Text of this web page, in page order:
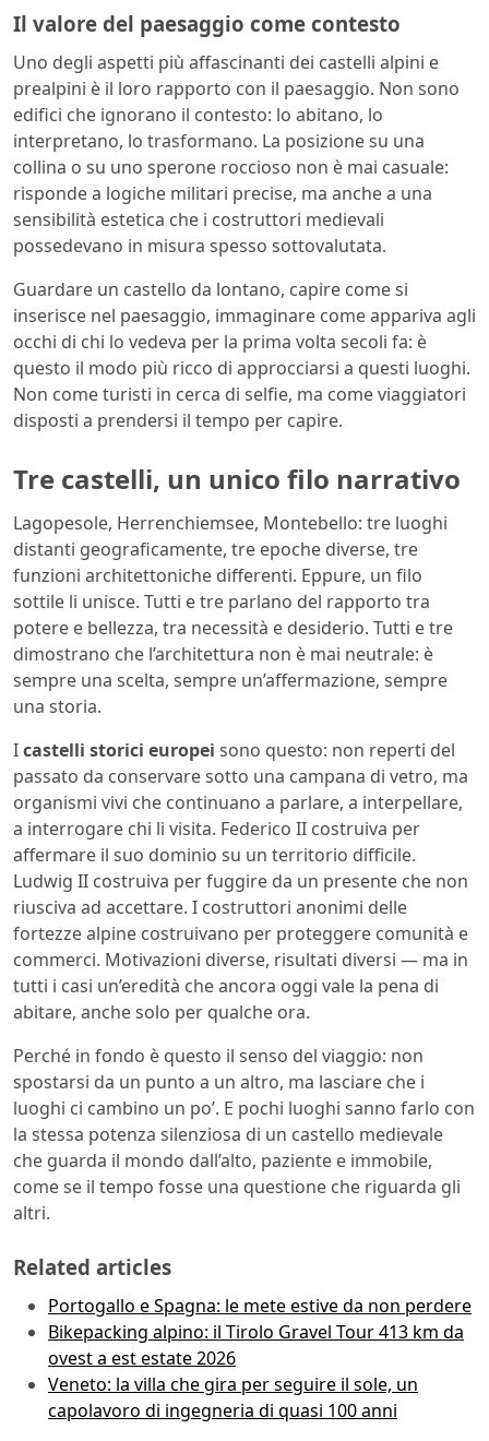
Il valore del paesaggio come contesto
Uno degli aspetti più affascinanti dei castelli alpini e
prealpini è il loro rapporto con il paesaggio. Non sono
edifici che ignorano il contesto: lo abitano, lo
interpretano, lo trasformano. La posizione su una
collina o su uno sperone roccioso non è mai casuale:
risponde a logiche militari precise, ma anche a una
sensibilità estetica che i costruttori medievali
possedevano in misura spesso sottovalutata.
Guardare un castello da lontano, capire come si
inserisce nel paesaggio, immaginare come appariva agli
occhi di chi lo vedeva per la prima volta secoli fa: è
questo il modo più ricco di approcciarsi a questi luoghi.
Non come turisti in cerca di selfie, ma come viaggiatori
disposti a prendersi il tempo per capire.
Tre castelli, un unico filo narrativo
Lagopesole, Herrenchiemsee, Montebello: tre luoghi
distanti geograficamente, tre epoche diverse, tre
funzioni architettoniche differenti. Eppure, un filo
sottile li unisce. Tutti e tre parlano del rapporto tra
potere e bellezza, tra necessità e desiderio. Tutti e tre
dimostrano che l’architettura non è mai neutrale: è
sempre una scelta, sempre un’affermazione, sempre
una storia.
Icastelli storici europei sono questo: non reperti del
passato da conservare sotto una campana di vetro, ma
organismi vivi che continuano a parlare, a interpellare,
a interrogare chi li visita. Federico II costruiva per
affermare il suo dominio su un territorio difficile.
Ludwig II costruiva per fuggire da un presente che non
riusciva ad accettare. I costruttori anonimi delle
fortezze alpine costruivano per proteggere comunità e
commerci. Motivazioni diverse, risultati diversi — ma in
tutti i casi un’eredità che ancora oggi vale la pena di
abitare, anche solo per qualche ora.
Perché in fondo è questo il senso del viaggio: non
spostarsi da un punto a un altro, ma lasciare che i
luoghi ci cambino un po’. E pochi luoghi sanno farlo con
la stessa potenza silenziosa di un castello medievale
che guarda il mondo dall’alto, paziente e immobile,
come se il tempo fosse una questione che riguarda gli
altri.
Related articles
Portogallo e Spagna: le mete estive da non perdere
Bikepacking alpino: il Tirolo Gravel Tour 413 km da
ovest a est estate 2026
Veneto: la villa che gira per seguire il sole, un
capolavoro di ingegneria di quasi 100 anni